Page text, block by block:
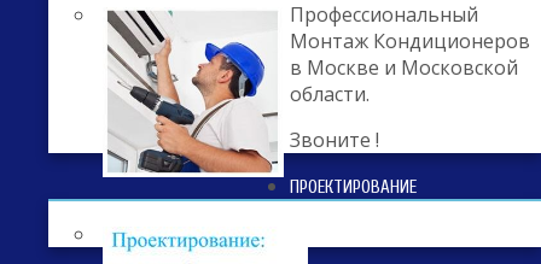
Профессиональный
Монтаж Кондиционеров
в Москве и Московской
области.
Звоните !
ПРОЕКТИРОВАНИЕ